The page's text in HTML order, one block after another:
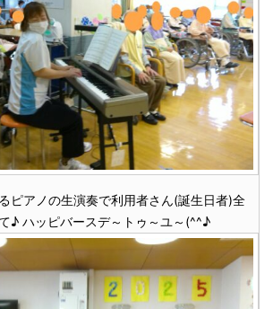
ピアノの生演奏で利用者さん(誕生日者)全
♪ ハッピバースデ～トゥ～ユ～(^^♪